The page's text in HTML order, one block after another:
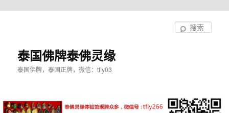
泰国佛牌泰佛灵缘
泰国佛牌，泰国正牌，微信：tfly03